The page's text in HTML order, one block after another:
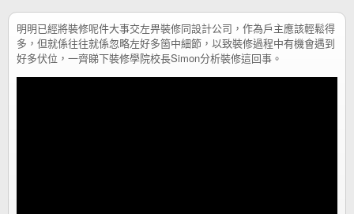
明明已經將裝修呢件大事交左畀裝修同設計公司，作為戶主應該輕鬆得
多，但就係往往就係忽略左好多箇中細節，以致裝修過程中有機會遇到
好多伏位，一齊睇下裝修學院校長Simon分析裝修這回事。